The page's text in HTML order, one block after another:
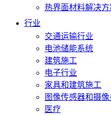
热界面材料解决方
行业
交通运输行业
电池储能系统
建筑施工
电子行业
家具和建筑施工
图像传感器和摄像
医疗